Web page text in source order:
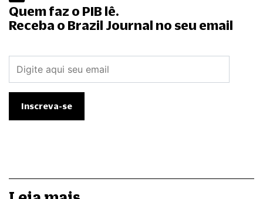
Quem faz o PIB lê.
Receba o Brazil Journal no seu email